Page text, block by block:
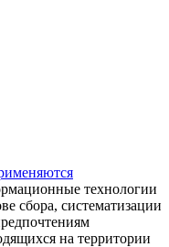
технологии
сбора, систематизации
на территории